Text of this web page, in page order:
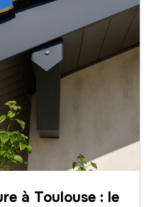
à Toulouse : le